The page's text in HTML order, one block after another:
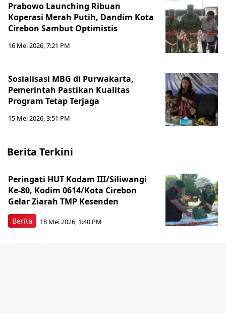
Prabowo Launching Ribuan
Koperasi Merah Putih, Dandim Kota
Cirebon Sambut Optimistis
16 Mei 2026, 7:21 PM
Sosialisasi MBG di Purwakarta,
Pemerintah Pastikan Kualitas
Program Tetap Terjaga
15 Mei 2026, 3:51 PM
Berita Terkini
Berita
Peringati HUT Kodam III/Siliwangi
Ke-80, Kodim 0614/Kota Cirebon
Gelar Ziarah TMP Kesenden
18 Mei 2026, 1:40 PM